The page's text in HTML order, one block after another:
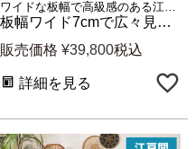
ワイドな板幅で高級感のある江戸間8畳用ウッドカーペット
板幅ワイド7cmで広々見える軽量ウッドカーペット GA-70 江戸間8畳用 約350×350cm (2梱包・低ホルマリン) [cpt-ga70-e80]
販売価格 ¥39,800税込
詳細を見る